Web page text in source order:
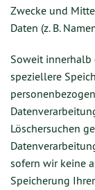
Zwecke und
Daten (z. B.
Soweit innerhalb
speziellere
Löschersuchen
sofern wir keine
Speicherung